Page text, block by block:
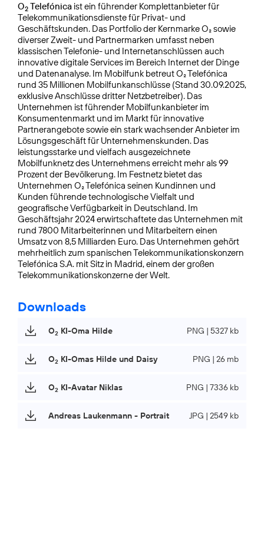
O2 Telefónica ist ein führender Komplettanbieter für
Telekommunikationsdienste für Privat- und
Geschäftskunden. Das Portfolio der Kernmarke O₂ sowie
diverser Zweit- und Partnermarken umfasst neben
klassischen Telefonie- und Internetanschlüssen auch
innovative digitale Services im Bereich Internet der Dinge
und Datenanalyse. Im Mobilfunk betreut O₂ Telefónica
rund 35 Millionen Mobilfunkanschlüsse (Stand 30.09.2025,
exklusive Anschlüsse dritter Netzbetreiber). Das
Unternehmen ist führender Mobilfunkanbieter im
Konsumentenmarkt und im Markt für innovative
Partnerangebote sowie ein stark wachsender Anbieter im
Lösungsgeschäft für Unternehmenskunden. Das
leistungsstarke und vielfach ausgezeichnete
Mobilfunknetz des Unternehmens erreicht mehr als 99
Prozent der Bevölkerung. Im Festnetz bietet das
Unternehmen O₂ Telefónica seinen Kundinnen und
Kunden führende technologische Vielfalt und
geografische Verfügbarkeit in Deutschland. Im
Geschäftsjahr 2024 erwirtschaftete das Unternehmen mit
rund 7800 Mitarbeiterinnen und Mitarbeitern einen
Umsatz von 8,5 Milliarden Euro. Das Unternehmen gehört
mehrheitlich zum spanischen Telekommunikationskonzern
Telefónica S.A. mit Sitz in Madrid, einem der großen
Telekommunikationskonzerne der Welt.
Downloads
O2 KI-Oma Hilde PNG | 5327 kb
O2 KI-Omas Hilde und Daisy PNG | 26 mb
O2 KI-Avatar Niklas PNG | 7336 kb
Andreas Laukenmann - Portrait JPG | 2549 kb